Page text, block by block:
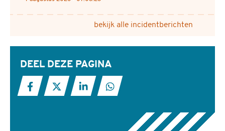
bekijk alle incidentberichten
DEEL DEZE PAGINA
Deel deze pagina op Facebook
Deel deze pagina op X
Deel deze pagina op LinkedIn
Deel deze pagina met